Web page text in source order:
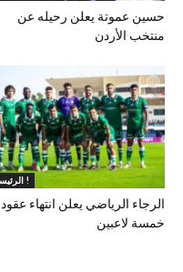
حسين عموتة يعلن رحيله عن
منتخب الأردن
الرئيسية !
الرجاء الرياضي يعلن انتهاء عقود
خمسة لاعبين